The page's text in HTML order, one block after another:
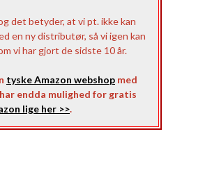
det betyder, at vi pt. ikke kan
en ny distributør, så vi igen kan
vi har gjort de sidste 10 år.
tyske Amazon webshop med
endda mulighed for gratis
lige her >>.